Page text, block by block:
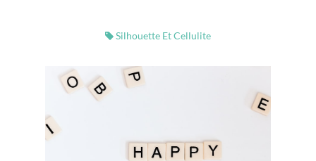
Silhouette Et Cellulite